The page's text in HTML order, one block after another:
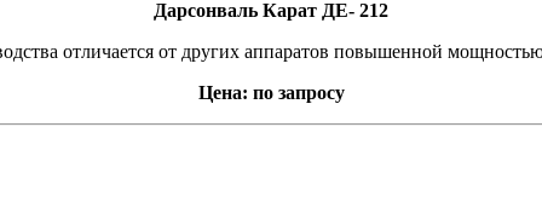
Дарсонваль Карат ДЕ- 212
отличается от других аппаратов повышенной
Цена: по запросу